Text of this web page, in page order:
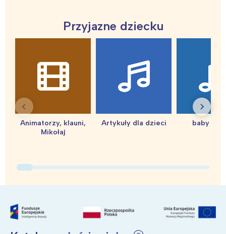
Przyjazne dziecku
Animatorzy, klauni,
Mikołaj
Artykuły dla dzieci baby
Warszawa
Trójmiasto
Poznań
Śląsk
Południe
Północ